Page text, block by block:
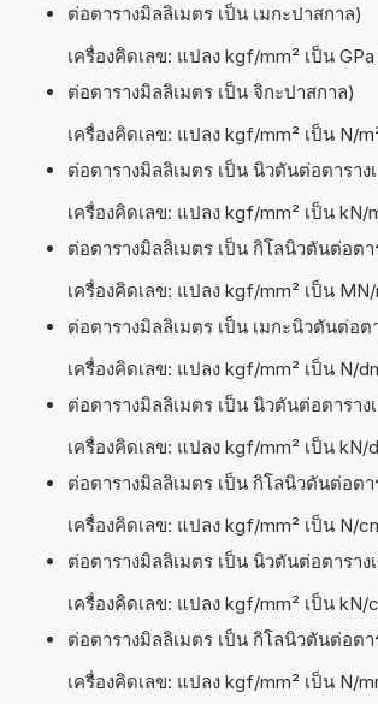
ต่อตารางมิลลิเมตร เป็น เมกะปาสกาล)
เครื่องคิดเลข: แปลง kgf/mm² เป็น
ต่อตารางมิลลิเมตร เป็น จิกะปาสกาล)
เครื่องคิดเลข: แปลง kgf/mm² เป็น N/
ต่อตารางมิลลิเมตร เป็น นิวตันต่อตาราง
เครื่องคิดเลข: แปลง kgf/mm² เป็น kN/
ต่อตารางมิลลิเมตร เป็น กิโลนิวตันต่อตา
เครื่องคิดเลข: แปลง kgf/mm² เป็น
ต่อตารางมิลลิเมตร เป็น เมกะนิวตันต่อต
เครื่องคิดเลข: แปลง kgf/mm² เป็น N/
ต่อตารางมิลลิเมตร เป็น นิวตันต่อตาราง
เครื่องคิดเลข: แปลง kgf/mm² เป็น kN/
ต่อตารางมิลลิเมตร เป็น กิโลนิวตันต่อตา
เครื่องคิดเลข: แปลง kgf/mm² เป็น N/
ต่อตารางมิลลิเมตร เป็น นิวตันต่อตาราง
เครื่องคิดเลข: แปลง kgf/mm² เป็น kN/
ต่อตารางมิลลิเมตร เป็น กิโลนิวตันต่อตา
เครื่องคิดเลข: แปลง kgf/mm² เป็น N/